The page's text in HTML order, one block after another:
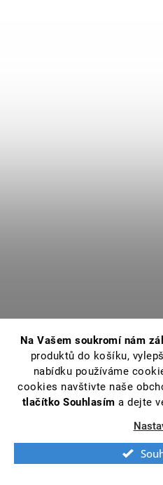
Na Vašem soukromí nám
produktů do košíku,
nabídku používáme
cookies navštivte naše
tlačítko Souhlasím a dejte